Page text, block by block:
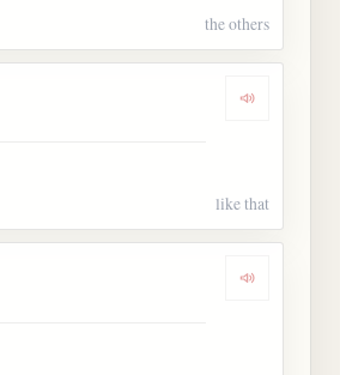
the others
Dengarkan
like that
Dengarkan